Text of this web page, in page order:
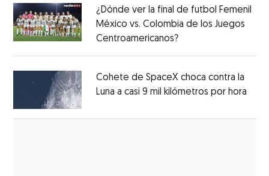
¿Dónde ver la final de futbol Femenil
México vs. Colombia de los Juegos
Centroamericanos?Opens in new
Cohete de SpaceX choca contra la
Luna a casi 9 mil kilómetros por hora